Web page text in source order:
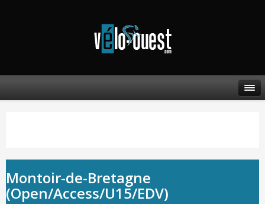
Montoir-de-Bretagne
(Open/Access/U15/EDV)